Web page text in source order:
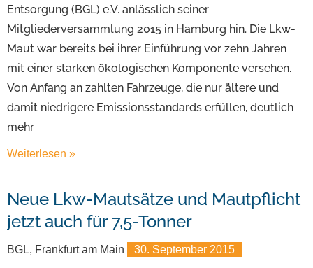
Entsorgung (BGL) e.V. anlässlich seiner
Mitgliederversammlung 2015 in Hamburg hin. Die Lkw-
Maut war bereits bei ihrer Einführung vor zehn Jahren
mit einer starken ökologischen Komponente versehen.
Von Anfang an zahlten Fahrzeuge, die nur ältere und
damit niedrigere Emissionsstandards erfüllen, deutlich
mehr
Weiterlesen »
Neue Lkw-Mautsätze und Mautpflicht
jetzt auch für 7,5-Tonner
BGL, Frankfurt am Main 30. September 2015